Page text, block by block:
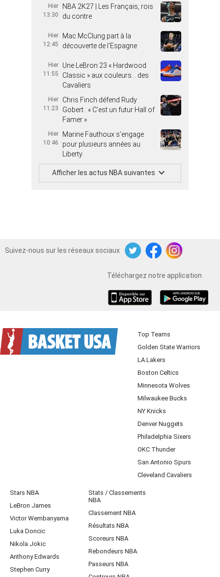
Hier
13:30
NBA 2K27 | Les Français, rois
du contre
Hier
12:45
Mac McClung part à la
découverte de l’Espagne
Hier
11:55
Une LeBron 23 « Hardwood
Classic » aux couleurs… des
Cavaliers
Hier
11:23
Chris Finch défend Rudy
Gobert : « C’est un futur Hall of
Famer »
Hier
10:46
Marine Fauthoux s’engage
pour plusieurs années au
Liberty
Afficher les actus NBA suivantes
Suivez-nous sur les réseaux sociaux
TwitterFacebookInstagram
Téléchargez notre application
Top Teams
Golden State Warriors
LA Lakers
Boston Celtics
Minnesota Wolves
Milwaukee Bucks
NY Knicks
Denver Nuggets
Philadelphia Sixers
OKC Thunder
San Antonio Spurs
Cleveland Cavaliers
Stars NBA
LeBron James
Victor Wembanyama
Luka Doncic
Nikola Jokic
Anthony Edwards
Stephen Curry
Stats / Classements
NBA
Classement NBA
Résultats NBA
Scoreurs NBA
Rebondeurs NBA
Passeurs NBA